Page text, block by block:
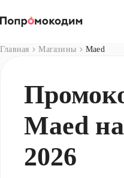
Главная Магазины Maed
Maed
2026